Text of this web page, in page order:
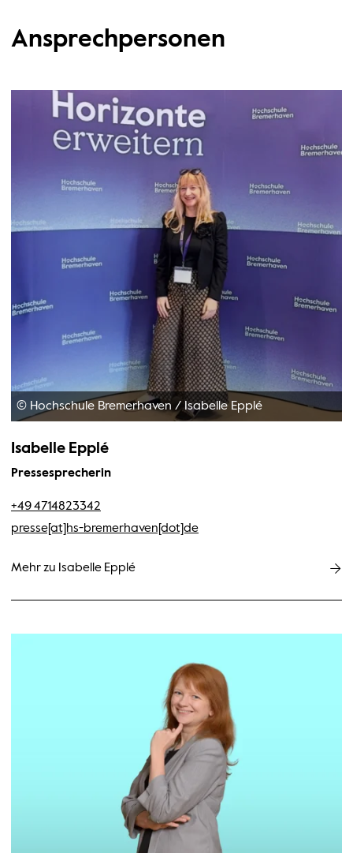
Ansprechpersonen
© Hochschule Bremerhaven /Isabelle Epplé
Isabelle Epplé
Pressesprecherin
+49 4714823342
presse[at]hs-bremerhaven[dot]de
Mehr zu Isabelle Epplé